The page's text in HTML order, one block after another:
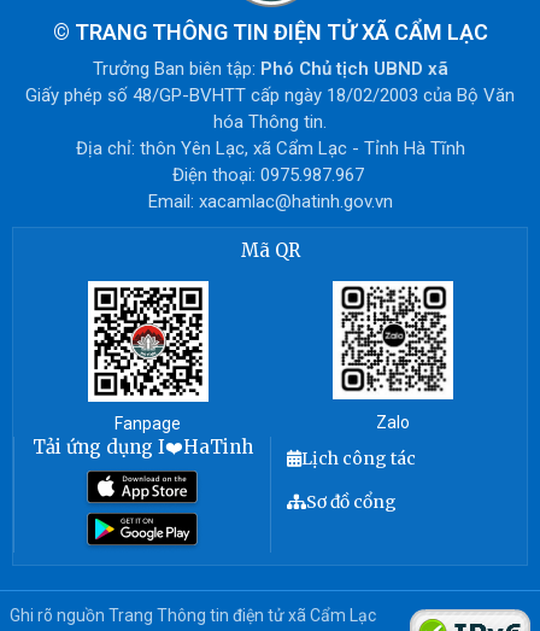
© TRANG THÔNG TIN ĐIỆN TỬ XÃ CẨM LẠC
Trưởng Ban biên tập: Phó Chủ tịch UBND xã
Giấy phép số 48/GP-BVHTT cấp ngày 18/02/2003 của Bộ Văn
hóa Thông tin.
Địa chỉ: thôn Yên Lạc, xã Cẩm Lạc - Tỉnh Hà Tĩnh
Điện thoại: 0975.987.967
Email: xacamlac@hatinh.gov.vn
Mã QR
Fanpage Zalo
Tải ứng dụng I❤️HaTinh
Lịch công tác
Sơ đồ cổng
Ghi rõ nguồn Trang Thông tin điện tử xã Cẩm Lạc